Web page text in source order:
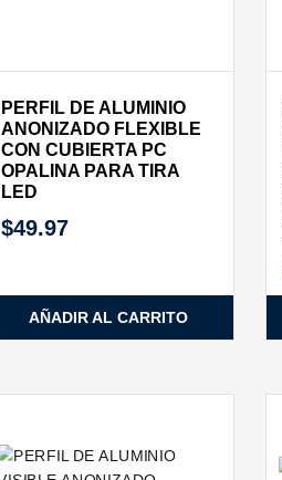
PERFIL DE ALUMINIO
ANONIZADO FLEXIBLE
CON CUBIERTA PC
OPALINA PARA TIRA
LED
$49.97
AÑADIR AL CARRITO